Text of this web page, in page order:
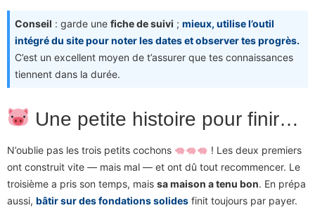
Conseil : garde une fiche de suivi ; mieux, utilise l’outil
intégré du site pour noter les dates et observer tes progrès.
C’est un excellent moyen de t’assurer que tes connaissances
tiennent dans la durée.
Une petite histoire pour finir…
N’oublie pas les trois petits cochons
! Les deux premiers
ont construit vite — mais mal — et ont dû tout recommencer. Le
troisième a pris son temps, mais sa maison a tenu bon. En prépa
aussi, bâtir sur des fondations solides finit toujours par payer.